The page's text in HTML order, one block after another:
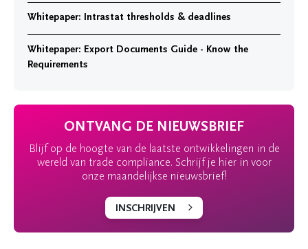
Whitepaper: Intrastat thresholds & deadlines
Whitepaper: Export Documents Guide - Know the
Requirements
ONTVANG DE NIEUWSBRIEF
Blijf op de hoogte van de laatste ontwikkelingen in de
wereld van trade compliance. Schrijf je hier in voor
onze maandelijkse nieuwsbrief!
INSCHRIJVEN